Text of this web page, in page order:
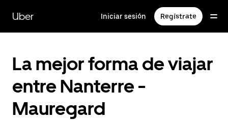
contenido
principal
Uber Iniciar sesión Regístrate
La mejor forma de viajar
entre Nanterre -
Mauregard